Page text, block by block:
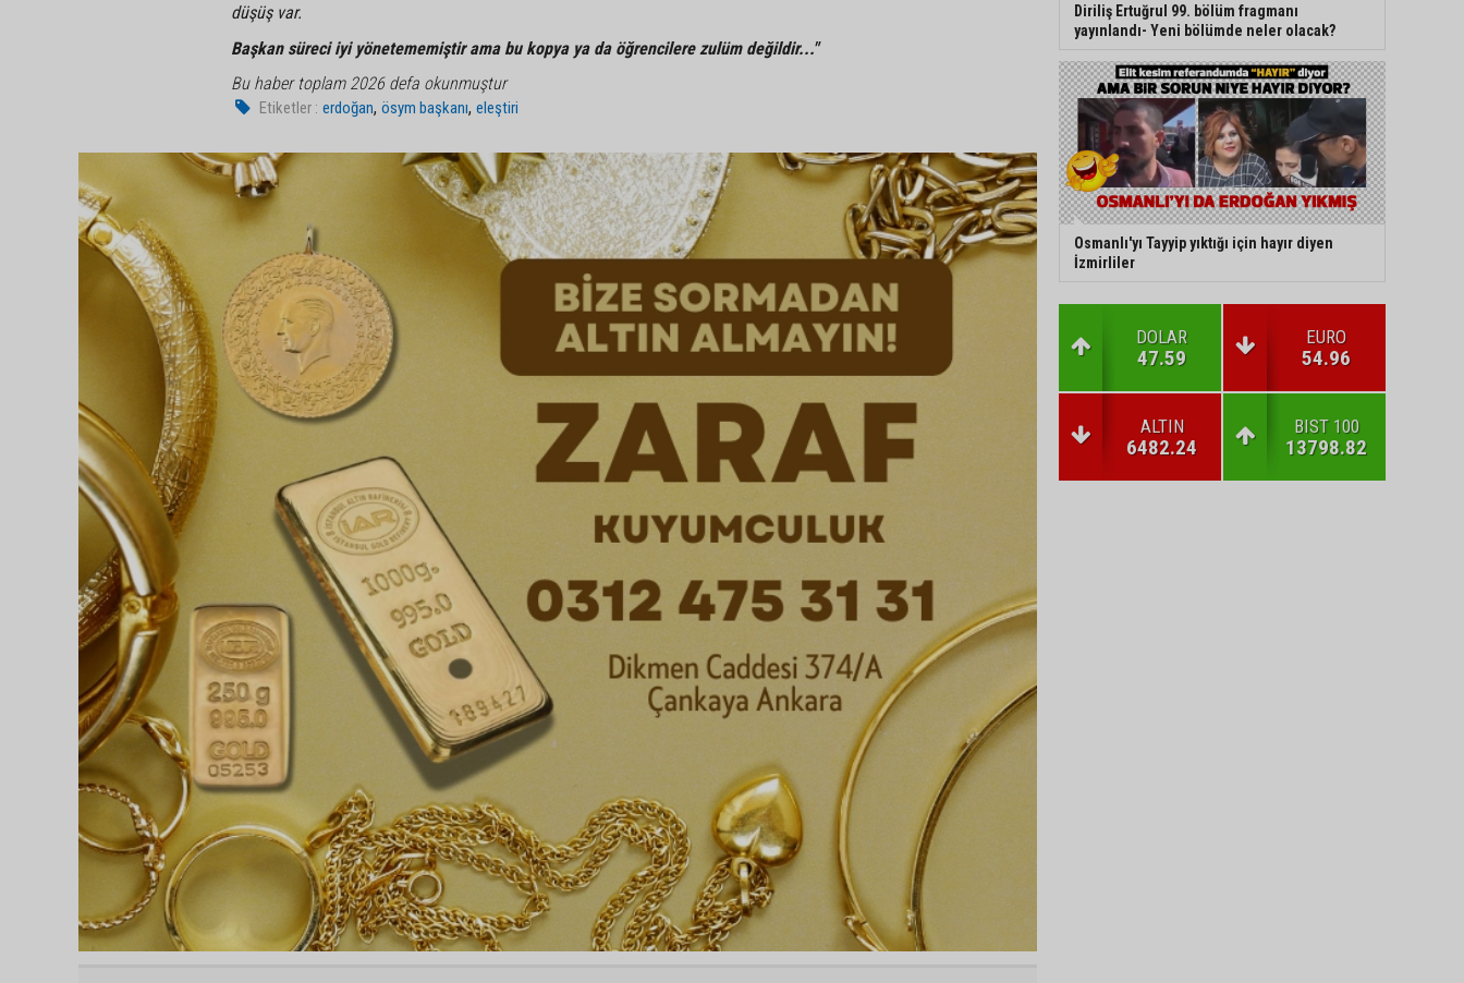
düşüş var.
Başkan süreci iyi yönetememiştir ama bu kopya ya da öğrencilere zulüm değildir..."
Bu haber toplam 2026 defa okunmuştur
Etiketler : erdoğan,ösym başkanı,eleştiri
Diriliş Ertuğrul 99. bölüm fragmanı
yayınlandı- Yeni bölümde neler olacak?
Osmanlı'yı Tayyip yıktığı için hayır diyen
İzmirliler
DOLAR
47.59
EURO
54.96
ALTIN
6482.24
BIST 100
13798.82